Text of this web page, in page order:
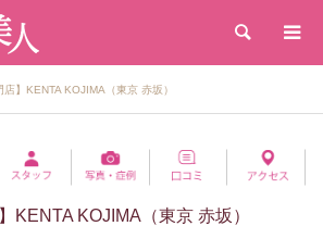
検索
店】KENTA KOJIMA（東京 赤坂）
KENTA KOJIMA（東京 赤坂）